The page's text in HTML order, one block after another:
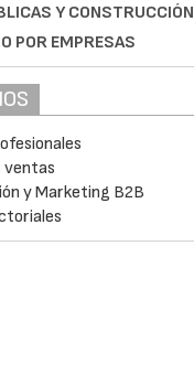
Y CONSTRUCCIÓN
POR EMPRESAS
ventas
y Marketing B2B